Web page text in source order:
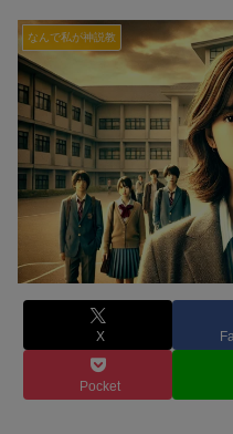
なんで私が神説教
X
Pocket